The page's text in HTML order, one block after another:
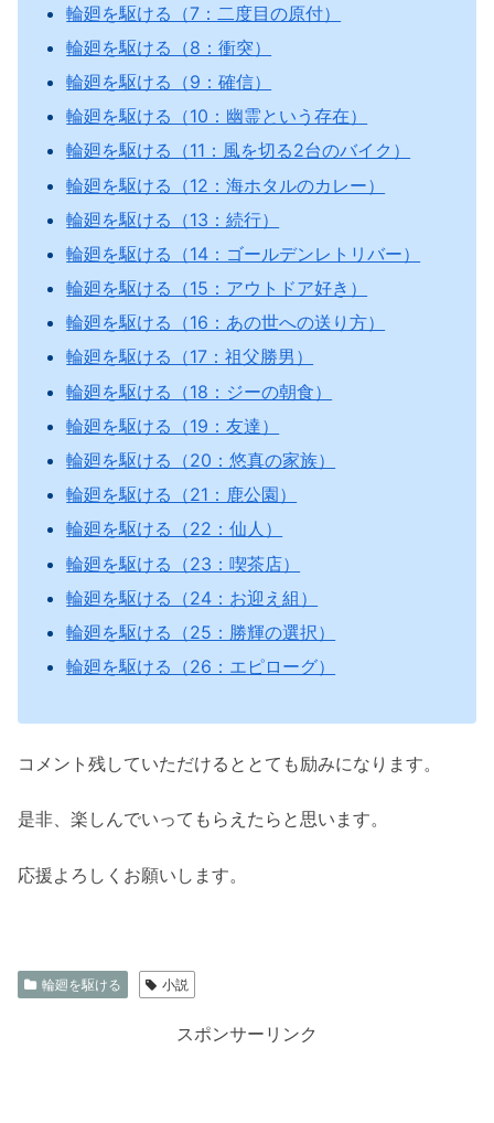
輪廻を駆ける（7：二度目の原付）
輪廻を駆ける（8：衝突）
輪廻を駆ける（9：確信）
輪廻を駆ける（10：幽霊という存在）
輪廻を駆ける（11：風を切る2台のバイク）
輪廻を駆ける（12：海ホタルのカレー）
輪廻を駆ける（13：続行）
輪廻を駆ける（14：ゴールデンレトリバー）
輪廻を駆ける（15：アウトドア好き）
輪廻を駆ける（16：あの世への送り方）
輪廻を駆ける（17：祖父勝男）
輪廻を駆ける（18：ジーの朝食）
輪廻を駆ける（19：友達）
輪廻を駆ける（20：悠真の家族）
輪廻を駆ける（21：鹿公園）
輪廻を駆ける（22：仙人）
輪廻を駆ける（23：喫茶店）
輪廻を駆ける（24：お迎え組）
輪廻を駆ける（25：勝輝の選択）
輪廻を駆ける（26：エピローグ）
コメント残していただけるととても励みになります。
是非、楽しんでいってもらえたらと思います。
応援よろしくお願いします。
輪廻を駆ける 小説
スポンサーリンク